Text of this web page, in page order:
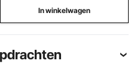
In winkelwagen